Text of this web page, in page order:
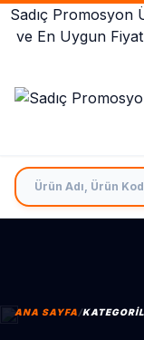
Sadıç Promosyon
ve En Uygun
Ürün Adı, Ürün
ANA SAYFA/